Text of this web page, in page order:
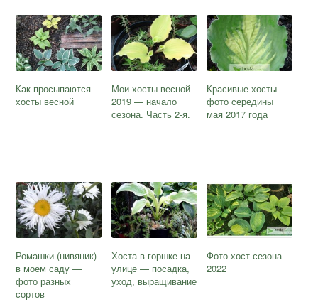
Как просыпаются
хосты весной
Мои хосты весной
2019 — начало
сезона. Часть 2-я.
Красивые хосты —
фото середины
мая 2017 года
Ромашки (нивяник)
в моем саду —
фото разных
сортов
Хоста в горшке на
улице — посадка,
уход, выращивание
Фото хост сезона
2022